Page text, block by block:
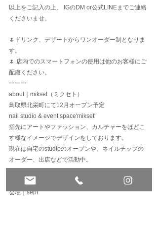
以上をご記入の上、 IGのDM or公式LINEまでご連絡
くださいませ。
🌷ドリンク、デザートからワンオーダー制となりま
す。
🌷 店内でのスマートフォンの使用は他のお客様にご
配慮ください。
ーーー
about｜mikset（ミクセト）
鳥取県北栄町にて12月オープン予定
nail studio & event space'mikset'
指先にアートやファッション、カルチャーをほどこ
す様なイメージでデザインをしております。
現在は自宅のstudioのオープンや、ネイルチップの
オーダー、出店などで活動中。
ーーー
開催日｜3/9 sat.
⁡会場｜sept